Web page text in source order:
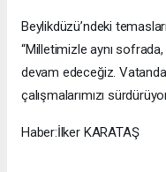
Beylikdüzü’ndeki
“Milletimizle aynı
devam edeceğiz.
çalışmalarımızı
Haber:İlker KARATAŞ